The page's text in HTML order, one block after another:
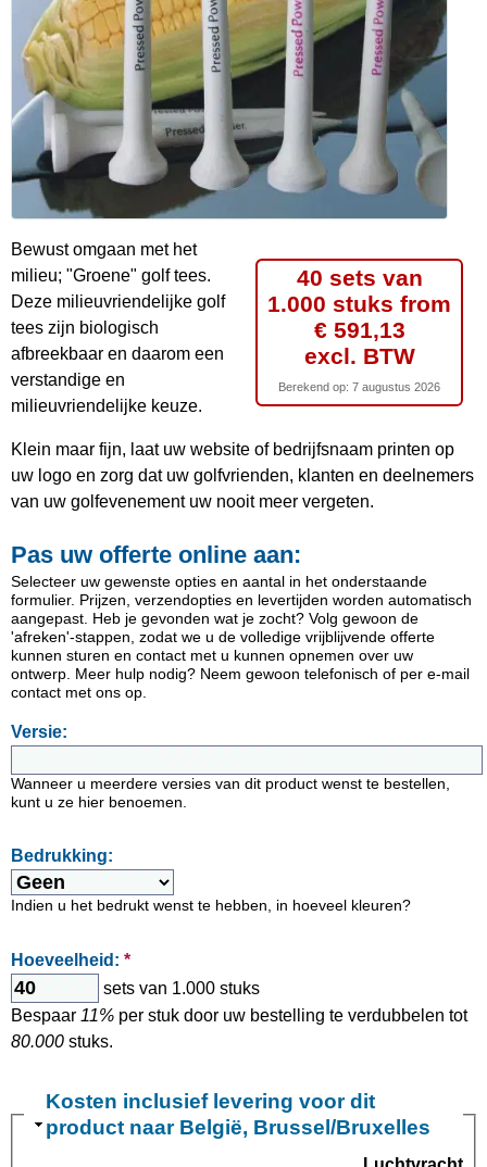
40 sets van
1.000 stuks from
€ 591,13
excl. BTW
Berekend op: 7 augustus 2026
Bewust omgaan met het
milieu; "Groene" golf tees.
Deze milieuvriendelijke golf
tees zijn biologisch
afbreekbaar en daarom een
verstandige en
milieuvriendelijke keuze.
Klein maar fijn, laat uw website of bedrijfsnaam printen op
uw logo en zorg dat uw golfvrienden, klanten en deelnemers
van uw golfevenement uw nooit meer vergeten.
Pas uw offerte online aan:
Selecteer uw gewenste opties en aantal in het onderstaande
formulier. Prijzen, verzendopties en levertijden worden automatisch
aangepast. Heb je gevonden wat je zocht? Volg gewoon de
'afreken'-stappen, zodat we u de volledige vrijblijvende offerte
kunnen sturen en contact met u kunnen opnemen over uw
ontwerp. Meer hulp nodig? Neem gewoon telefonisch of per e-mail
contact met ons op.
Versie:
Wanneer u meerdere versies van dit product wenst te bestellen,
kunt u ze hier benoemen.
Bedrukking:
Indien u het bedrukt wenst te hebben, in hoeveel kleuren?
Hoeveelheid: *
sets van 1.000 stuks
Bespaar 11% per stuk door uw bestelling te verdubbelen tot
80.000 stuks.
Kosten inclusief levering voor dit
product naar België, Brussel/Bruxelles